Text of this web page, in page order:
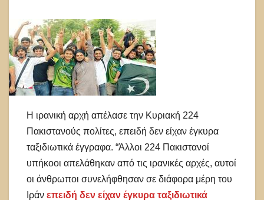
Η ιρανική αρχή απέλασε την Κυριακή 224
Πακιστανούς πολίτες, επειδή δεν είχαν έγκυρα
ταξιδιωτικά έγγραφα. “Άλλοι 224 Πακιστανοί
υπήκοοι απελάθηκαν από τις ιρανικές αρχές, αυτοί
οι άνθρωποι συνελήφθησαν σε διάφορα μέρη του
Ιράν επειδή δεν είχαν έγκυρα ταξιδιωτικά